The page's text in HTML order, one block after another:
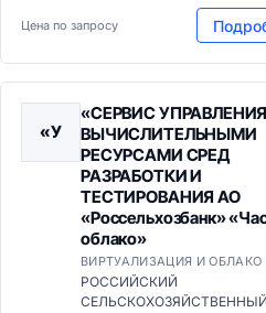
Цена по запросу
«У
«СЕРВИС УПРАВЛЕНИЯ
ВЫЧИСЛИТЕЛЬНЫМИ
РЕСУРСАМИ СРЕД
РАЗРАБОТКИ И
ТЕСТИРОВАНИЯ АО
«Россельхозбанк»
облако»
ВИРТУАЛИЗАЦИЯ И ОБЛАКО
РОССИЙСКИЙ